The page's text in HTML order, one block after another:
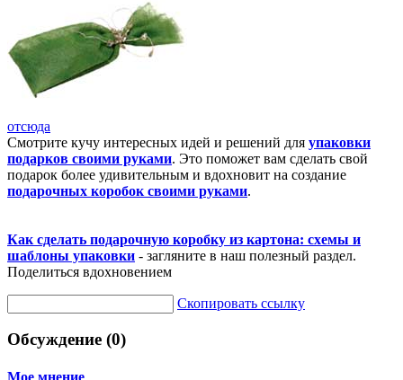
отсюда
Смотрите кучу интересных идей и решений для упаковки
подарков своими руками. Это поможет вам сделать свой
подарок более удивительным и вдохновит на создание
подарочных коробок своими руками.
Как сделать подарочную коробку из картона: схемы и
шаблоны упаковки - загляните в наш полезный раздел.
Поделиться вдохновением
Скопировать ссылку
Обсуждение (0)
Мое мнение